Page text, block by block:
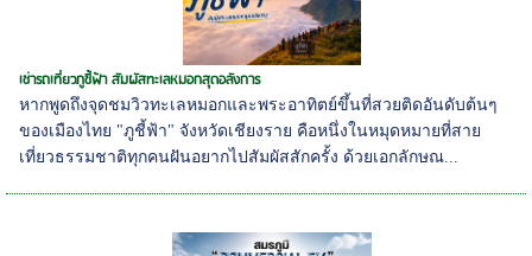
เช่ารถเที่ยวภูชี้ฟ้า สัมผัสทะเลหมอกสุดอลังการ
หากพูดถึงจุดชมวิวทะเลหมอกและพระอาทิตย์ขึ้นที่สวยติดอันดับต้นๆ
ของเมืองไทย "ภูชี้ฟ้า" จังหวัดเชียงราย คือหนึ่งในหมุดหมายที่สาย
เที่ยวธรรมชาติทุกคนฝันอยากไปสัมผัสสักครั้ง ด้วยเอกลักษณ...